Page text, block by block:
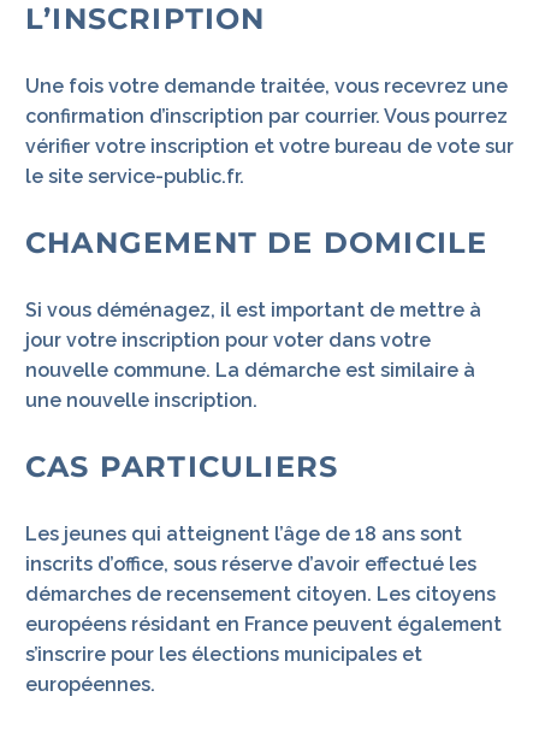
L’INSCRIPTION
Une fois votre demande traitée, vous recevrez une
confirmation d’inscription par courrier. Vous pourrez
vérifier votre inscription et votre bureau de vote sur
le site service-public.fr.
CHANGEMENT DE DOMICILE
Si vous déménagez, il est important de mettre à
jour votre inscription pour voter dans votre
nouvelle commune. La démarche est similaire à
une nouvelle inscription.
CAS PARTICULIERS
Les jeunes qui atteignent l’âge de 18 ans sont
inscrits d’office, sous réserve d’avoir effectué les
démarches de recensement citoyen. Les citoyens
européens résidant en France peuvent également
s’inscrire pour les élections municipales et
européennes.